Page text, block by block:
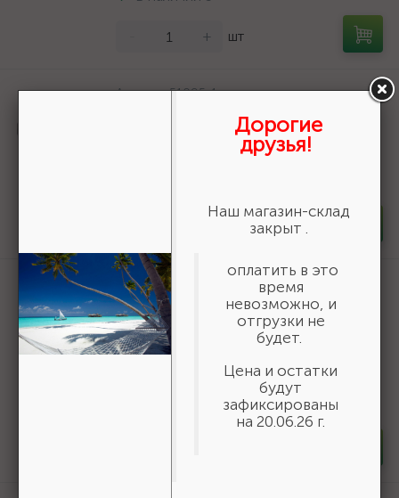
+ шт
Артикул:51095-1
Контргайка GENERAL FITTINGS
никелированная латунь, 1" {51095-1}
Артикул:51283-1/2-3/8
Переходник ЗУБР "ЭКСПЕРТ"
удлиненный цилиндрический,
никелированная латунь, 1/2"х3/8"
{51283-1/2-3/8}
Дорогие
друзья!
Наш магазин-склад
закрыт .
оплатить в это
время
невозможно, и
отгрузки не
будет.
Цена и остатки
будут
зафиксированы
на 20.06.26 г.